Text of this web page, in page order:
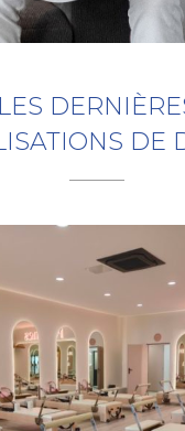
LES
DE